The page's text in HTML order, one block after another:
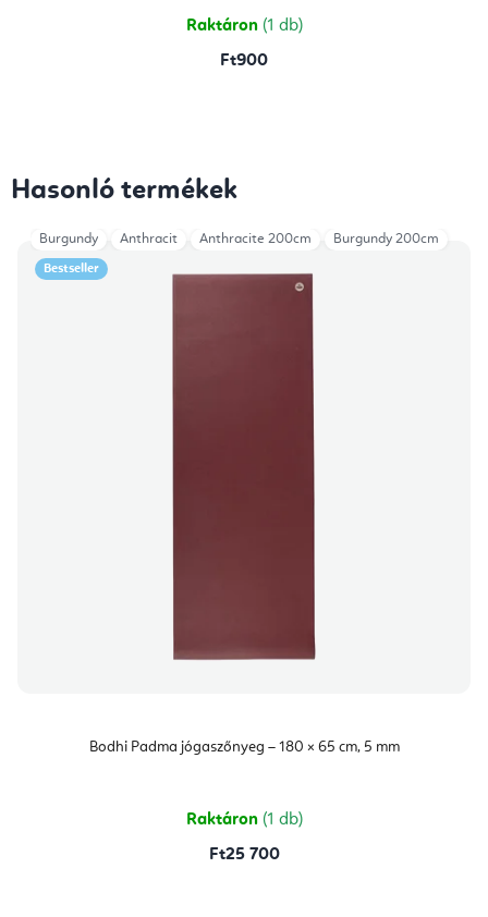
csillag.
Raktáron (1 db)
Ft900
Hasonló termékek
Bestseller
Bodhi Padma jógaszőnyeg – 180 × 65 cm, 5 mm
Raktáron (1 db)
Ft25 700
Burgundy Anthracit Anthracite 200cm Burgundy 200cm